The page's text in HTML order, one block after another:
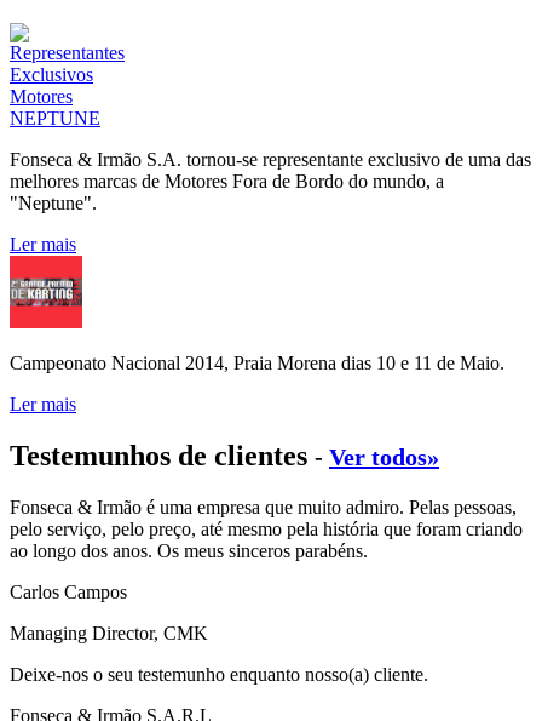
Fonseca & Irmão S.A. tornou-se representante exclusivo de uma das
melhores marcas de Motores Fora de Bordo do mundo, a
"Neptune".
Ler mais
Campeonato Nacional 2014, Praia Morena dias 10 e 11 de Maio.
Ler mais
Testemunhos de clientes - Ver todos»
Fonseca & Irmão é uma empresa que muito admiro. Pelas pessoas,
pelo serviço, pelo preço, até mesmo pela história que foram criando
ao longo dos anos. Os meus sinceros parabéns.
Carlos Campos
Managing Director, CMK
Deixe-nos o seu testemunho enquanto nosso(a) cliente.
Fonseca & Irmão S.A.R.L